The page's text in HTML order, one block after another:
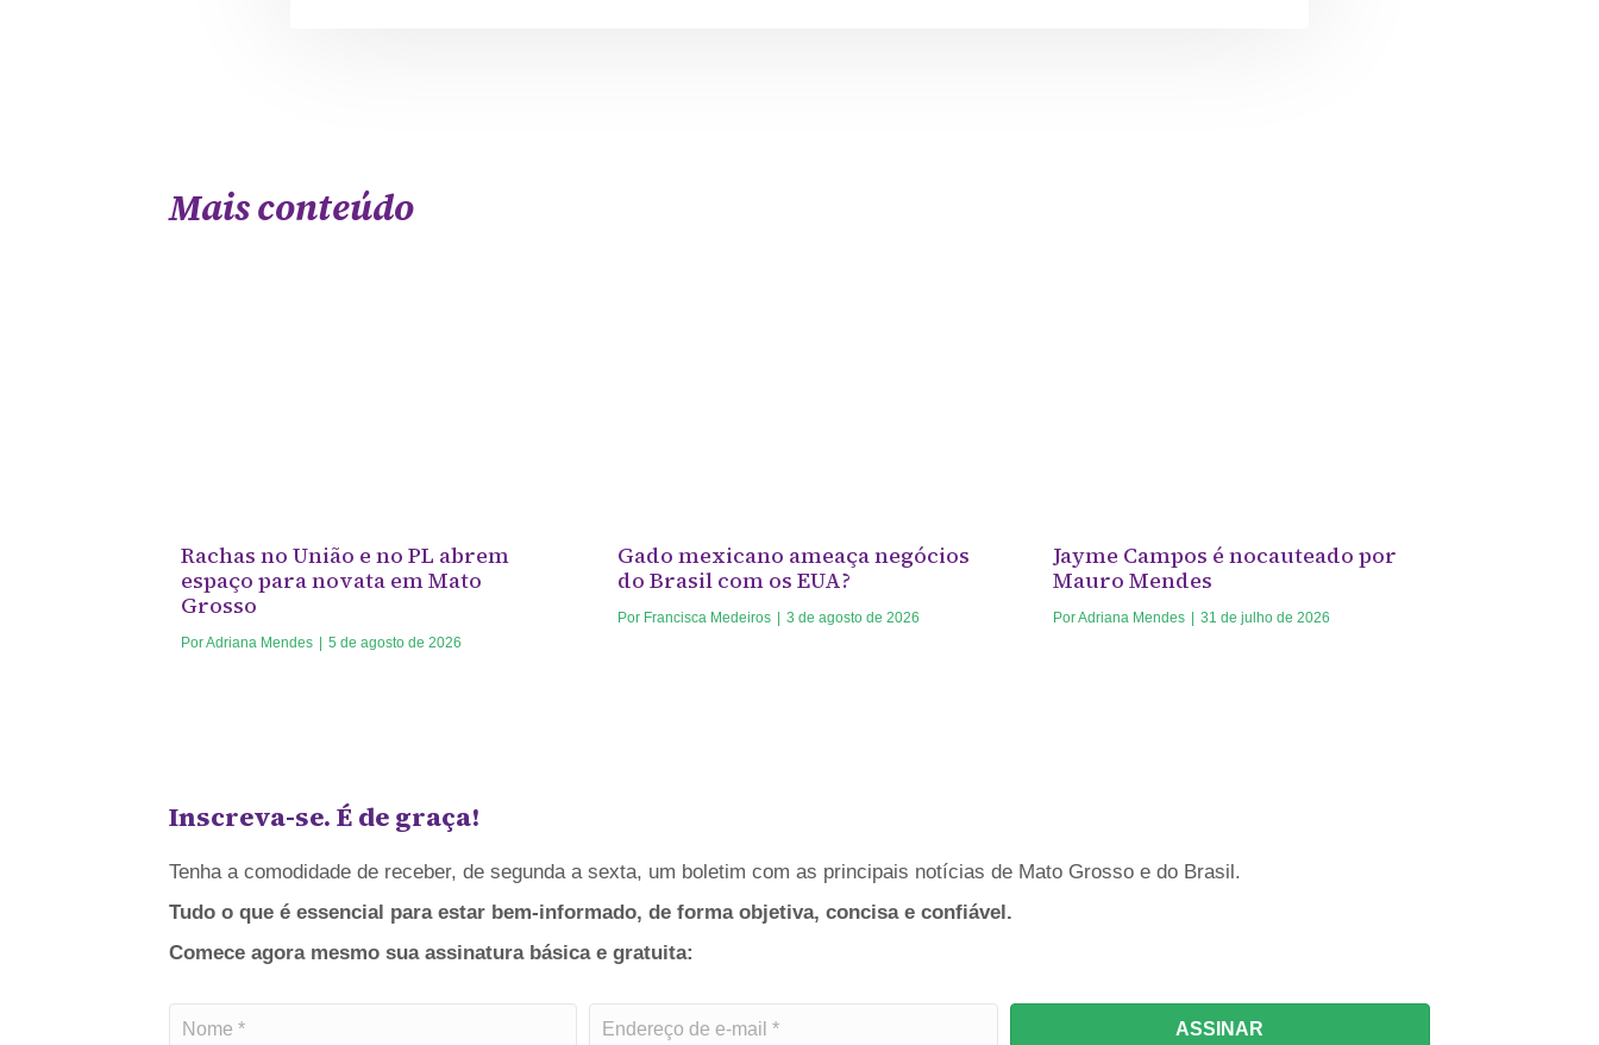
Mais conteúdo
Rachas no União e no PL abrem
espaço para novata em Mato
Grosso
PorAdriana Mendes 5 de agosto de 2026
Gado mexicano ameaça negócios
do Brasil com os EUA?
Por Francisca Medeiros 3 de agosto de 2026
Jayme Campos é nocauteado por
Mauro Mendes
PorAdriana Mendes 31 de julho de 2026
Inscreva-se. É de graça!
Tenha a comodidade de receber, de segunda a sexta, um boletim com as principais notícias de Mato Grosso e do Brasil.
Tudo o que é essencial para estar bem-informado, de forma objetiva, concisa e confiável.
Comece agora mesmo sua assinatura básica e gratuita:
ASSINAR